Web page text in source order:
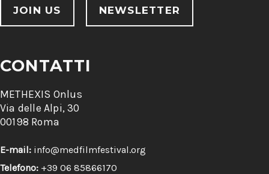
JOIN US NEWSLETTER
CONTATTI
METHEXIS Onlus
Via delle Alpi, 30
00198 Roma
E-mail: info@medfilmfestival.org
Telefono: +39 06 85866170